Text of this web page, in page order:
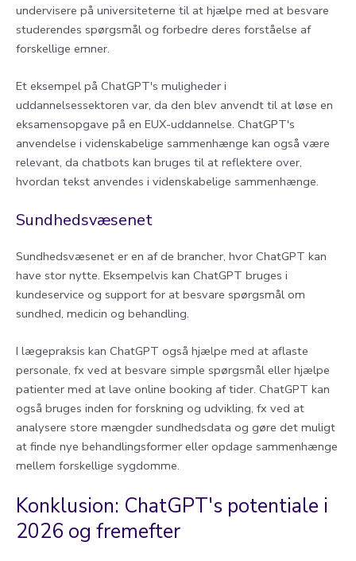
undervisere på universiteterne til at hjælpe med at besvare
studerendes spørgsmål og forbedre deres forståelse af
forskellige emner.
Et eksempel på ChatGPT's muligheder i
uddannelsessektoren var, da den blev anvendt til at løse en
eksamensopgave på en EUX-uddannelse. ChatGPT's
anvendelse i videnskabelige sammenhænge kan også være
relevant, da chatbots kan bruges til at reflektere over,
hvordan tekst anvendes i videnskabelige sammenhænge.
Sundhedsvæsenet
Sundhedsvæsenet er en af de brancher, hvor ChatGPT kan
have stor nytte. Eksempelvis kan ChatGPT bruges i
kundeservice og support for at besvare spørgsmål om
sundhed, medicin og behandling.
I lægepraksis kan ChatGPT også hjælpe med at aflaste
personale, fx ved at besvare simple spørgsmål eller hjælpe
patienter med at lave online booking af tider. ChatGPT kan
også bruges inden for forskning og udvikling, fx ved at
analysere store mængder sundhedsdata og gøre det muligt
at finde nye behandlingsformer eller opdage sammenhænge
mellem forskellige sygdomme.
Konklusion: ChatGPT's potentiale i
2026 og fremefter